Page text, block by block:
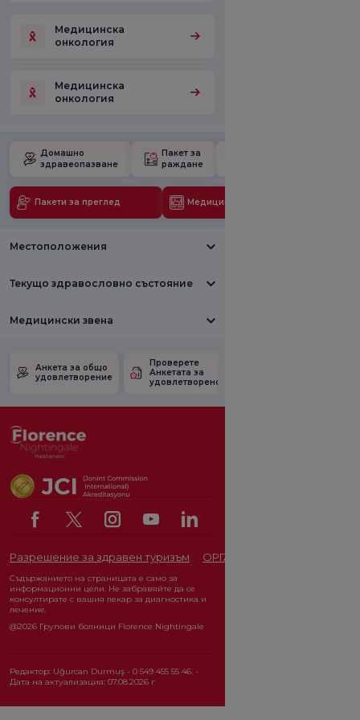
Медицинска
онкология
Медицинска
онкология
Домашно
здравеопазване
Пакет за
раждане
Пакети за преглед Медицински технологии
Местоположения
Текущо здравословно състояние
Медицински звена
Анкета за общо
удовлетворение
Проверете
Анкетата за
удовлетвореност.
Разрешение за здравен туризъм ОРГАН ЗА ЗАЩИТА НА
Съдържанието на страницата е само за
информационни цели. Не забравяйте да се
консултирате с вашия лекар за диагностика и
лечение.
@2026 Групови болници Florence Nightingale
Редактор: Uğurcan Durmuş - 0 549 455 55 46. -
Дата на актуализация: 07.08.2026 г